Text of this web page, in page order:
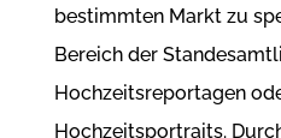
bestimmten Markt zu
Bereich der
Hochzeitsreportagen
Hochzeitsportraits.